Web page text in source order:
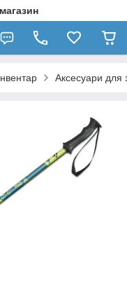
Аксесуари для